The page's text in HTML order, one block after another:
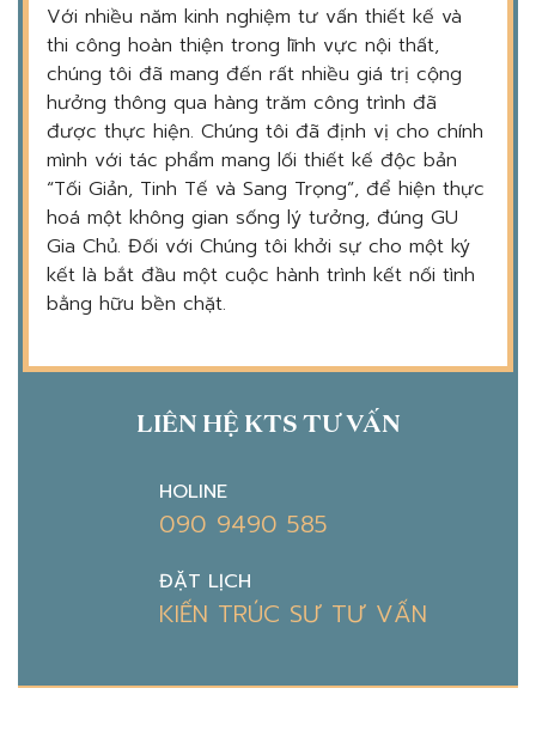
Với nhiều năm kinh nghiệm tư vấn thiết kế và
thi công hoàn thiện trong lĩnh vực nội thất,
chúng tôi đã mang đến rất nhiều giá trị cộng
hưởng thông qua hàng trăm công trình đã
được thực hiện. Chúng tôi đã định vị cho chính
mình với tác phẩm mang lối thiết kế độc bản
“Tối Giản, Tinh Tế và Sang Trọng”, để hiện thực
hoá một không gian sống lý tưởng, đúng GU
Gia Chủ. Đối với Chúng tôi khởi sự cho một ký
kết là bắt đầu một cuộc hành trình kết nối tình
bằng hữu bền chặt.
LIÊN HỆ KTS TƯ VẤN
HOLINE
090 9490 585
ĐẶT LỊCH
KIẾN TRÚC SƯ TƯ VẤN